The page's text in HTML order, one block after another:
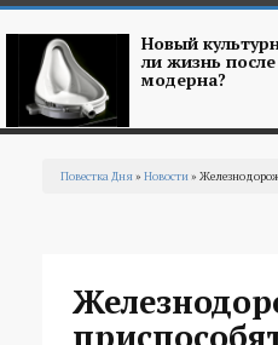
Новый
ли жизнь
модерна?
Повестка Дня» Новости»